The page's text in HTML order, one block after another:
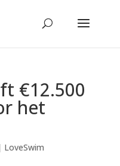
€12.500
het
LoveSwim